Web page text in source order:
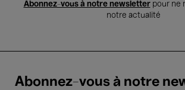
Abonnez-vous à notre newsletterpour ne
notre actualité
Abonnez-vous à notre